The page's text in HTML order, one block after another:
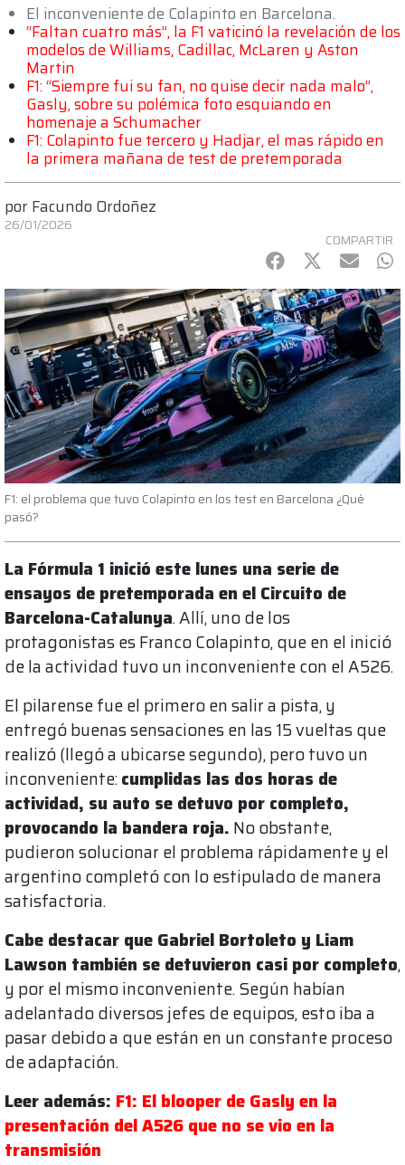
El inconveniente de Colapinto en Barcelona.
“Faltan cuatro más”, la F1 vaticinó la revelación de los
modelos de Williams, Cadillac, McLaren y Aston
Martin
F1: “Siempre fui su fan, no quise decir nada malo”,
Gasly, sobre su polémica foto esquiando en
homenaje a Schumacher
F1: Colapinto fue tercero y Hadjar, el mas rápido en
la primera mañana de test de pretemporada
por Facundo Ordoñez
26/01/2026
COMPARTIR
Facebook
Twitter
mail
F1: el problema que tuvo Colapinto en los test en Barcelona ¿Qué
pasó?
La Fórmula 1 inició este lunes una serie de
ensayos de pretemporada en el Circuito de
Barcelona-Catalunya. Allí, uno de los
protagonistas es Franco Colapinto, que en el inició
de la actividad tuvo un inconveniente con el A526.
El pilarense fue el primero en salir a pista, y
entregó buenas sensaciones en las 15 vueltas que
realizó (llegó a ubicarse segundo), pero tuvo un
inconveniente:cumplidas las dos horas de
actividad, su auto se detuvo por completo,
provocando la bandera roja. No obstante,
pudieron solucionar el problema rápidamente y el
argentino completó con lo estipulado de manera
satisfactoria.
Cabe destacar que Gabriel Bortoleto y Liam
Lawson también se detuvieron casi por completo,
y por el mismo inconveniente. Según habían
adelantado diversos jefes de equipos, esto iba a
pasar debido a que están en un constante proceso
de adaptación.
Leer además: F1: El blooper de Gasly en la
presentación del A526 que no se vio en la
transmisión